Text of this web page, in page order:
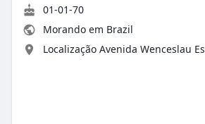
01-01-70
Morando em Brazil
Localização Avenida Wenceslau